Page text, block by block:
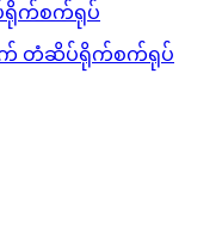
က်စက်ရုပ်
တွက် တံဆိပ်ရိုက်စက်ရုပ်